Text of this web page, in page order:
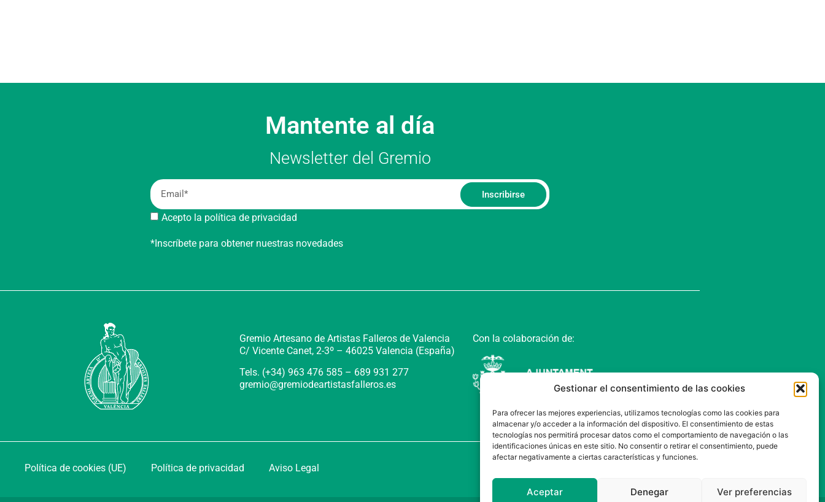
Gestionar el consentimiento de las cookies
Para ofrecer las mejores experiencias, utilizamos tecnologías como las cookies para
almacenar y/o acceder a la información del dispositivo. El consentimiento de estas
tecnologías nos permitirá procesar datos como el comportamiento de navegación o las
identificaciones únicas en este sitio. No consentir o retirar el consentimiento, puede
afectar negativamente a ciertas características y funciones.
Aceptar Denegar Ver preferencias
Mantente al día
Newsletter del Gremio
Acepto la política de privacidad
Inscribirse
*Inscríbete para obtener nuestras novedades
Gremio Artesano de Artistas Falleros de Valencia
C/ Vicente Canet, 2-3º – 46025 Valencia (España)
Tels. (+34) 963 476 585 – 689 931 277
gremio@gremiodeartistasfalleros.es
Con la colaboración de:
Política de cookies (UE) Política de privacidad Aviso Legal